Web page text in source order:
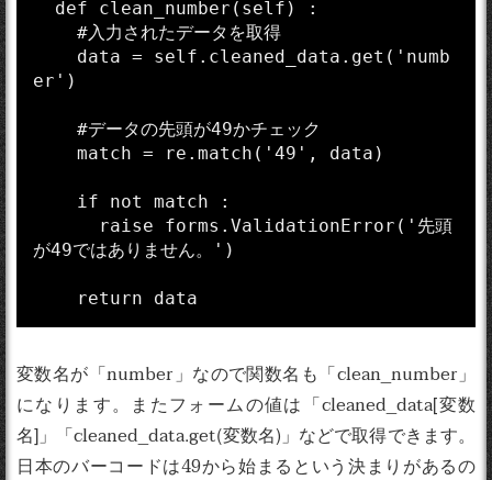
er')
が49ではありません。')
変数名が「number」なので関数名も「clean_number」
になります。またフォームの値は「cleaned_data[変数
名]」「cleaned_data.get(変数名)」などで取得できます。
日本のバーコードは49から始まるという決まりがあるの